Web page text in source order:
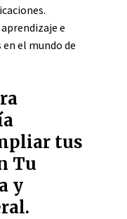
e
el mundo de
tus
Tu
y